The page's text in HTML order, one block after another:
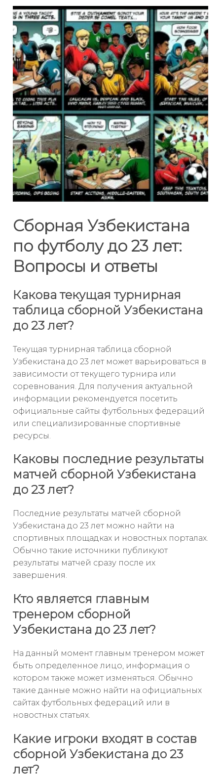
Сборная Узбекистана
по футболу до 23 лет:
Вопросы и ответы
Какова текущая турнирная
таблица сборной Узбекистана
до 23 лет?
Текущая турнирная таблица сборной
Узбекистана до 23 лет может варьироваться в
зависимости от текущего турнира или
соревнования. Для получения актуальной
информации рекомендуется посетить
официальные сайты футбольных федераций
или специализированные спортивные
ресурсы.
Каковы последние результаты
матчей сборной Узбекистана
до 23 лет?
Последние результаты матчей сборной
Узбекистана до 23 лет можно найти на
спортивных площадках и новостных порталах.
Обычно такие источники публикуют
результаты матчей сразу после их
завершения.
Кто является главным
тренером сборной
Узбекистана до 23 лет?
На данный момент главным тренером может
быть определенное лицо, информация о
котором также может изменяться. Обычно
такие данные можно найти на официальных
сайтах футбольных федераций или в
новостных статьях.
Какие игроки входят в состав
сборной Узбекистана до 23
лет?